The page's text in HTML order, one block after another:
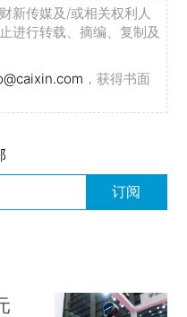
新传媒及/或相关权利人
进行转载、摘编、复制及
，获得书面
订阅